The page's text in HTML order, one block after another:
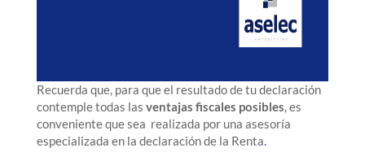
Recuerda que, para que el resultado de tu declaración
contemple todas las ventajas fiscales posibles, es
conveniente que sea realizada por una asesoría
especializada en la declaración de la Renta.